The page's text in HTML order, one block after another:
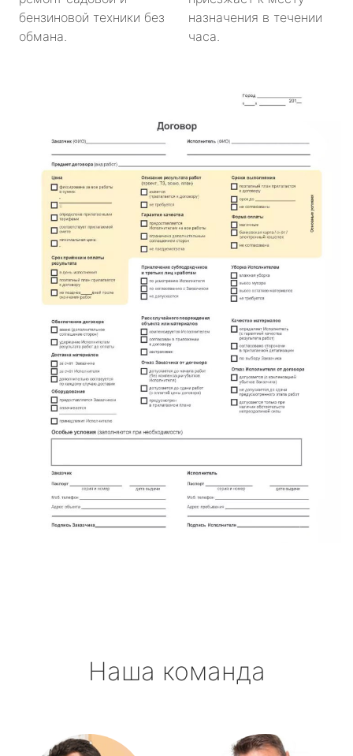
бензиновой техники без
обмана.
назначения в течении
часа.
Наша команда